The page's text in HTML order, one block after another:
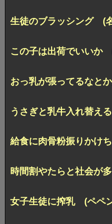
生徒のブラッシング (
この子は出荷でいいか
おっ乳が張ってるなと
うさぎと乳牛入れ替え
給食に肉骨粉振りかけ
時間割やたらと社会が
女子生徒に搾乳 (ペペ